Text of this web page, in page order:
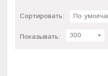
Сортировать: По
Показывать: 300